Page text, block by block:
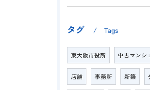
タグ Tags
東大阪市役所 中古マンシ
店舗 事務所 新築